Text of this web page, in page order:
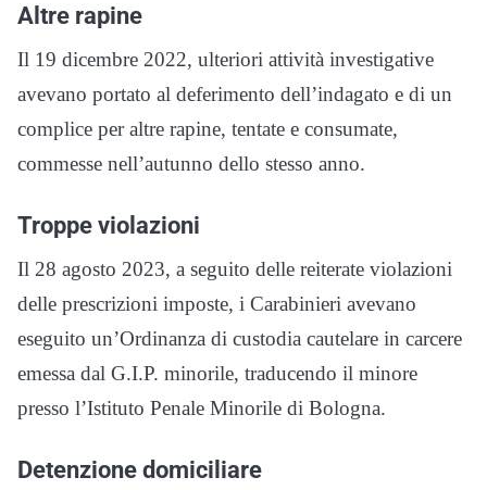
Altre rapine
Il 19 dicembre 2022, ulteriori attività investigative
avevano portato al deferimento dell’indagato e di un
complice per altre rapine, tentate e consumate,
commesse nell’autunno dello stesso anno.
Troppe violazioni
Il 28 agosto 2023, a seguito delle reiterate violazioni
delle prescrizioni imposte, i Carabinieri avevano
eseguito un’Ordinanza di custodia cautelare in carcere
emessa dal G.I.P. minorile, traducendo il minore
presso l’Istituto Penale Minorile di Bologna.
Detenzione domiciliare